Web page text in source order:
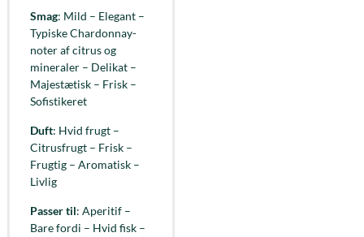
Smag: Mild – Elegant –
Typiske Chardonnay-
noter af citrus og
mineraler – Delikat –
Majestætisk – Frisk –
Sofistikeret
Duft: Hvid frugt –
Citrusfrugt – Frisk –
Frugtig – Aromatisk –
Livlig
Passer til: Aperitif –
Bare fordi – Hvid fisk –